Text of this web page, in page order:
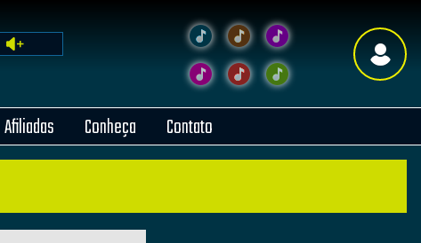
Afiliadas Conheça Contato